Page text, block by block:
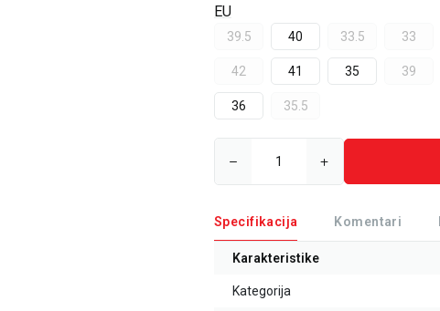
EU
39.5
40 33.5 33
42 41 35 39
36 35.5
Specifikacija Komentari
Karakteristike
Kategorija